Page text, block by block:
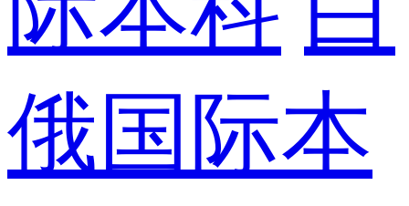
俄国际本